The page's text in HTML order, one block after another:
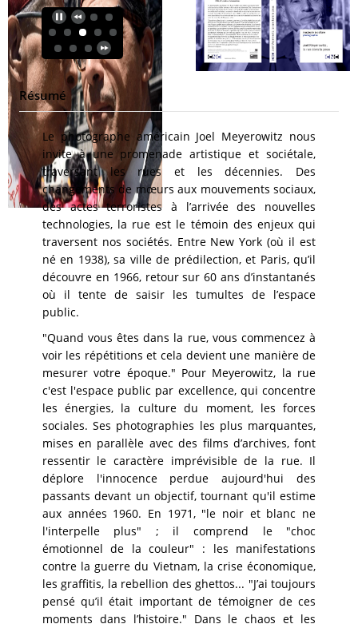
Résumé
Le photographe américain Joel Meyerowitz nous
invite à une promenade artistique et sociétale,
traversant les rues et les décennies. Des
changements de mœurs aux mouvements sociaux,
des actes terroristes à l’arrivée des nouvelles
technologies, la rue est le témoin des enjeux qui
traversent nos sociétés. Entre New York (où il est
né en 1938), sa ville de prédilection, et Paris, qu’il
découvre en 1966, retour sur 60 ans d’instantanés
où il tente de saisir les tumultes de l’espace
public.
"Quand vous êtes dans la rue, vous commencez à
voir les répétitions et cela devient une manière de
mesurer votre époque." Pour Meyerowitz, la rue
c'est l'espace public par excellence, qui concentre
les énergies, la culture du moment, les forces
sociales. Ses photographies les plus marquantes,
mises en parallèle avec des films d’archives, font
ressentir le caractère imprévisible de la rue. Il
déplore l'innocence perdue aujourd'hui des
passants devant un objectif, tournant qu'il estime
aux années 1960. En 1971, "le noir et blanc ne
l'interpelle plus" ; il comprend le "choc
émotionnel de la couleur" : les manifestations
contre la guerre du Vietnam, la crise économique,
les graffitis, la rebellion des ghettos... "J’ai toujours
pensé qu’il était important de témoigner de ces
moments dans l’histoire." Dans le chaos et les